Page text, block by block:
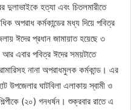
দুলাভাইকে হত্যা এবং চিতলমারীতে
অপরাধ কর্মকান্ডের মধ্য দিয়ে পবিত্র
ঈদের প্রধান জামায়াত হয়েছে ৩
এবার পবিত্র ঈদের সময়টাতে
নানা অপরাধমুলক কর্মকান্ড। এর
উপজেলার ঘাটবিলা এলাকায় স্বামী ও
(২০) গনধর্ষন। শুক্রবার রাতে এ